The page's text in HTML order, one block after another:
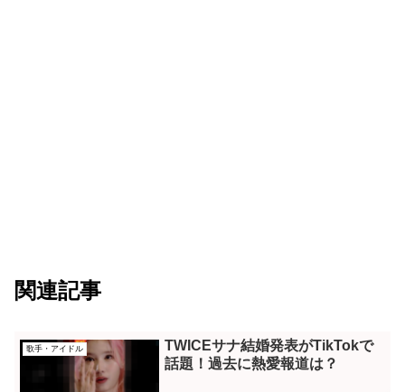
関連記事
歌手・アイドル
TWICEサナ結婚発表がTikTokで
話題！過去に熱愛報道は？